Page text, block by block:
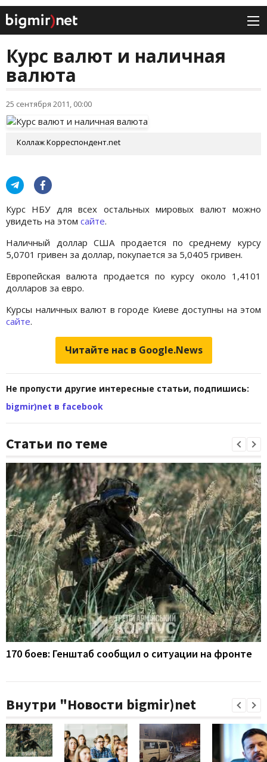
Курс валют и наличная
валюта
25 сентября 2011, 00:00
Коллаж Корреспондент.net
Курс НБУ для всех остальных мировых валют можно
увидеть на этом сайте.
Наличный доллар США продается по среднему курсу
5,0701 гривен за доллар, покупается за 5,0405 гривен.
Европейская валюта продается по курсу около 1,4101
долларов за евро.
Курсы наличных валют в городе Киеве доступны на этом
сайте.
Читайте нас в Google.News
Не пропусти другие интересные статьи, подпишись:
bigmir)net в facebook
Статьи по теме
170 боев: Генштаб сообщил о ситуации на фронте
Внутри "Новости bigmir)net